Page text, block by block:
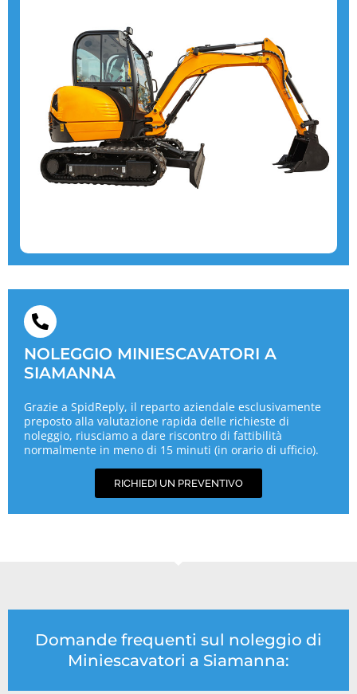
NOLEGGIO MINIESCAVATORI A
SIAMANNA
Grazie a SpidReply, il reparto aziendale esclusivamente
preposto alla valutazione rapida delle richieste di
noleggio, riusciamo a dare riscontro di fattibilità
normalmente in meno di 15 minuti (in orario di ufficio).
RICHIEDI UN PREVENTIVO
Domande frequenti sul noleggio di
Miniescavatori a Siamanna: